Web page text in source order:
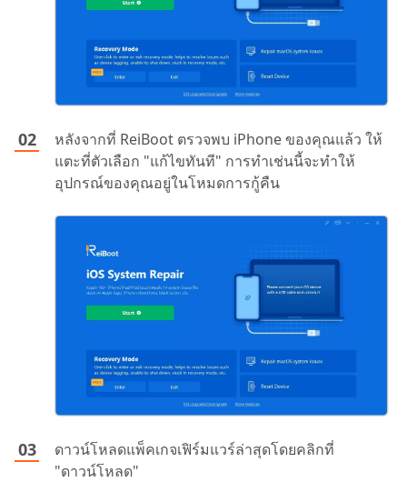
หลังจากที่ ReiBoot ตรวจพบ iPhone ของคุณแล้ว ให้
แตะที่ตัวเลือก "แก้ไขทันที" การทำเช่นนี้จะทำให้
อุปกรณ์ของคุณอยู่ในโหมดการกู้คืน
ดาวน์โหลดแพ็คเกจเฟิร์มแวร์ล่าสุดโดยคลิกที่
"ดาวน์โหลด"